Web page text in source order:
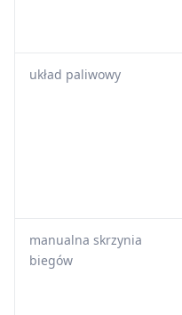
układ paliwowy
manualna skrzynia
biegów